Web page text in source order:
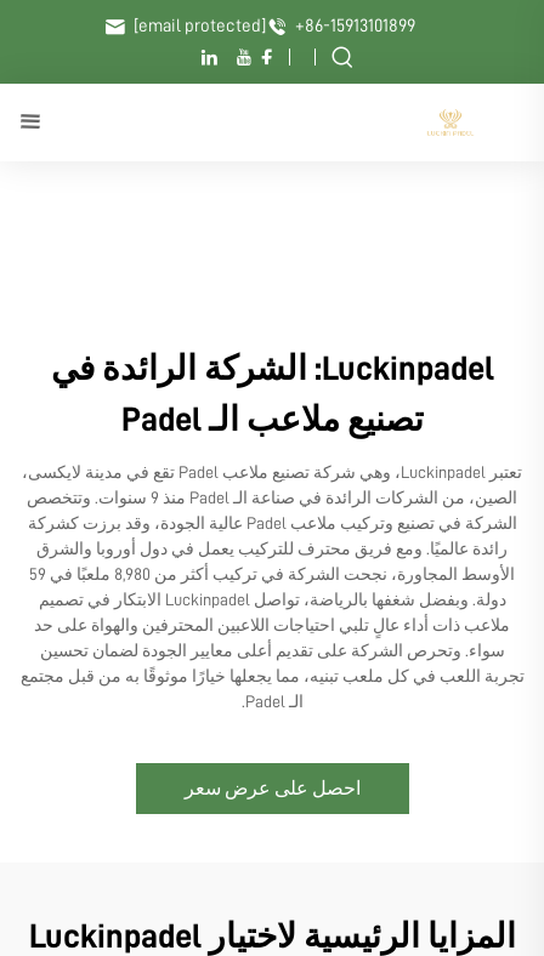
+86-15913101899
[email protected]
Luckinpadel: الشركة الرائدة في
تصنيع ملاعب الـ Padel
تعتبر Luckinpadel، وهي شركة تصنيع ملاعب Padel تقع في مدينة لايكسى،
الصين، من الشركات الرائدة في صناعة الـ Padel منذ 9 سنوات. وتتخصص
الشركة في تصنيع وتركيب ملاعب Padel عالية الجودة، وقد برزت كشركة
رائدة عالميًا. ومع فريق محترف للتركيب يعمل في دول أوروبا والشرق
الأوسط المجاورة، نجحت الشركة في تركيب أكثر من 8,980 ملعبًا في 59
دولة. وبفضل شغفها بالرياضة، تواصل Luckinpadel الابتكار في تصميم
ملاعب ذات أداء عالٍ تلبي احتياجات اللاعبين المحترفين والهواة على حد
سواء. وتحرص الشركة على تقديم أعلى معايير الجودة لضمان تحسين
تجربة اللعب في كل ملعب تبنيه، مما يجعلها خيارًا موثوقًا به من قبل مجتمع
الـ Padel.
احصل على عرض سعر
المزايا الرئيسية لاختيار Luckinpadel